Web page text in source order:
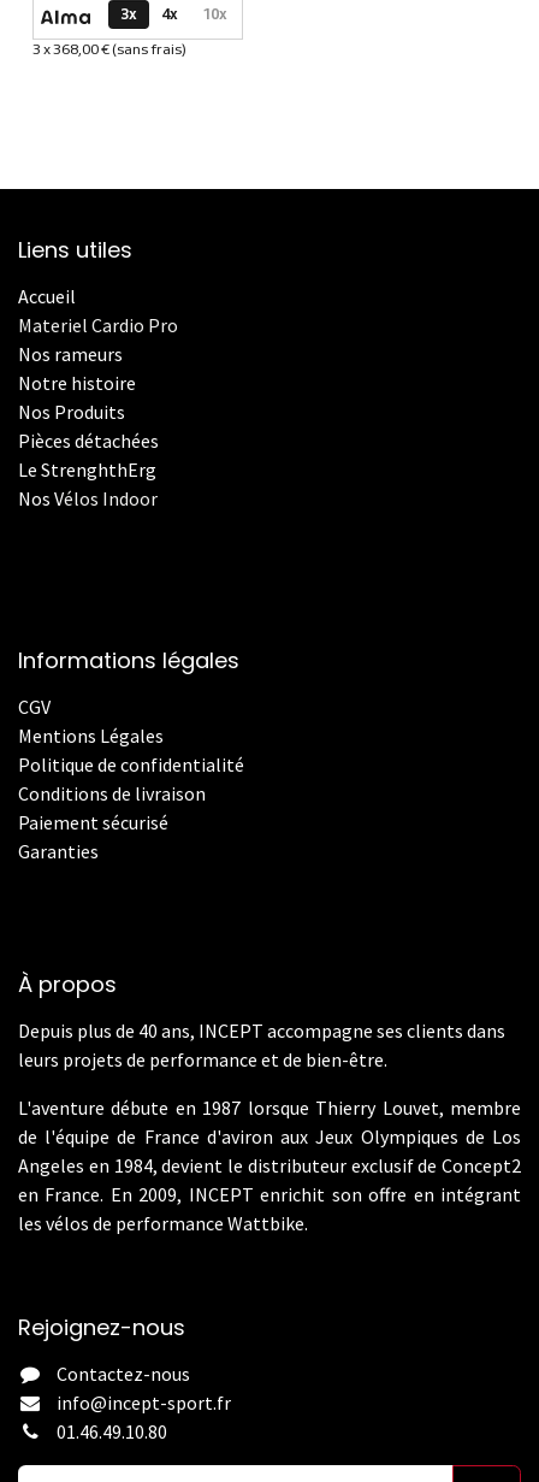
Options de paiement disponibles
3x 4x 10x
Informations sur le plan de paiement sélectionné
3 x 368,00 € (sans frais)
Liens utiles
Accueil
Materiel Cardio Pro
Nos rameurs
Notre histoire
Nos Produits
Pièces détachées
Le StrenghthErg
Nos Vélos Indoor
Informations légales
CGV
Mentions Légales
Politique de confidentialité
Conditions de livraison
Paiement sécurisé
Garanties
À propos
Depuis plus de 40 ans, INCEPT accompagne ses clients dans
leurs projets de performance et de bien-être.
L'aventure débute en 1987 lorsque Thierry Louvet, membre
de l'équipe de France d'aviron aux Jeux Olympiques de Los
Angeles en 1984, devient le distributeur exclusif de Concept2
en France. En 2009, INCEPT enrichit son offre en intégrant
les vélos de performance Wattbike.
Rejoignez-nous
Contactez-nous
info@incept-sport.fr
01.46.49.10.80